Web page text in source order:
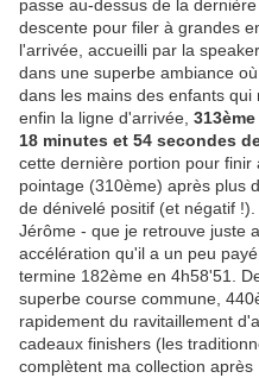
passe au-dessus de la
descente pour filer à grandes
l'arrivée, accueilli par la
dans une superbe ambiance
dans les mains des enfants
enfin la ligne d'arrivée,
18 minutes et 54 secondes
cette dernière portion pour
pointage (310ème) après plus
de dénivelé positif (et négatif !).
Jérôme - que je retrouve juste
accélération qu'il a un peu
termine 182ème en 4h58'51.
superbe course commune,
rapidement du ravitaillement
cadeaux finishers (les
complètent ma collection